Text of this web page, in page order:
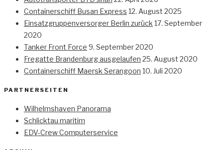
Containerschiff Busan Express 12. August 2025
Einsatzgruppenversorger Berlin zurück 17. September
2020
Tanker Front Force 9. September 2020
Fregatte Brandenburg ausgelaufen 25. August 2020
Containerschiff Maersk Serangoon 10. Juli 2020
PARTNERSEITEN
Wilhelmshaven Panorama
Schlicktau maritim
EDV-Crew Computerservice